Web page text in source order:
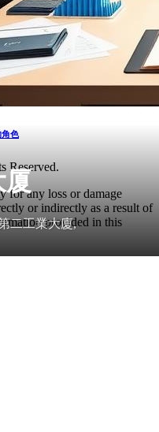
厦
二工業大廈,
角色
Reserved.
for any loss or damage
or indirectly as a result of
provided in this